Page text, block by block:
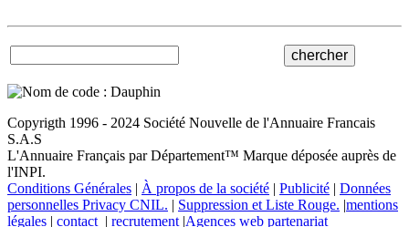
Copyrigth 1996 - 2024 Société Nouvelle de l'Annuaire Francais
S.A.S
L'Annuaire Français par Département™ Marque déposée auprès de
l'INPI.
Conditions Générales | À propos de la société | Publicité | Données
personnelles Privacy CNIL. | Suppression et Liste Rouge. |mentions
légales | contact | recrutement |Agences web partenariat